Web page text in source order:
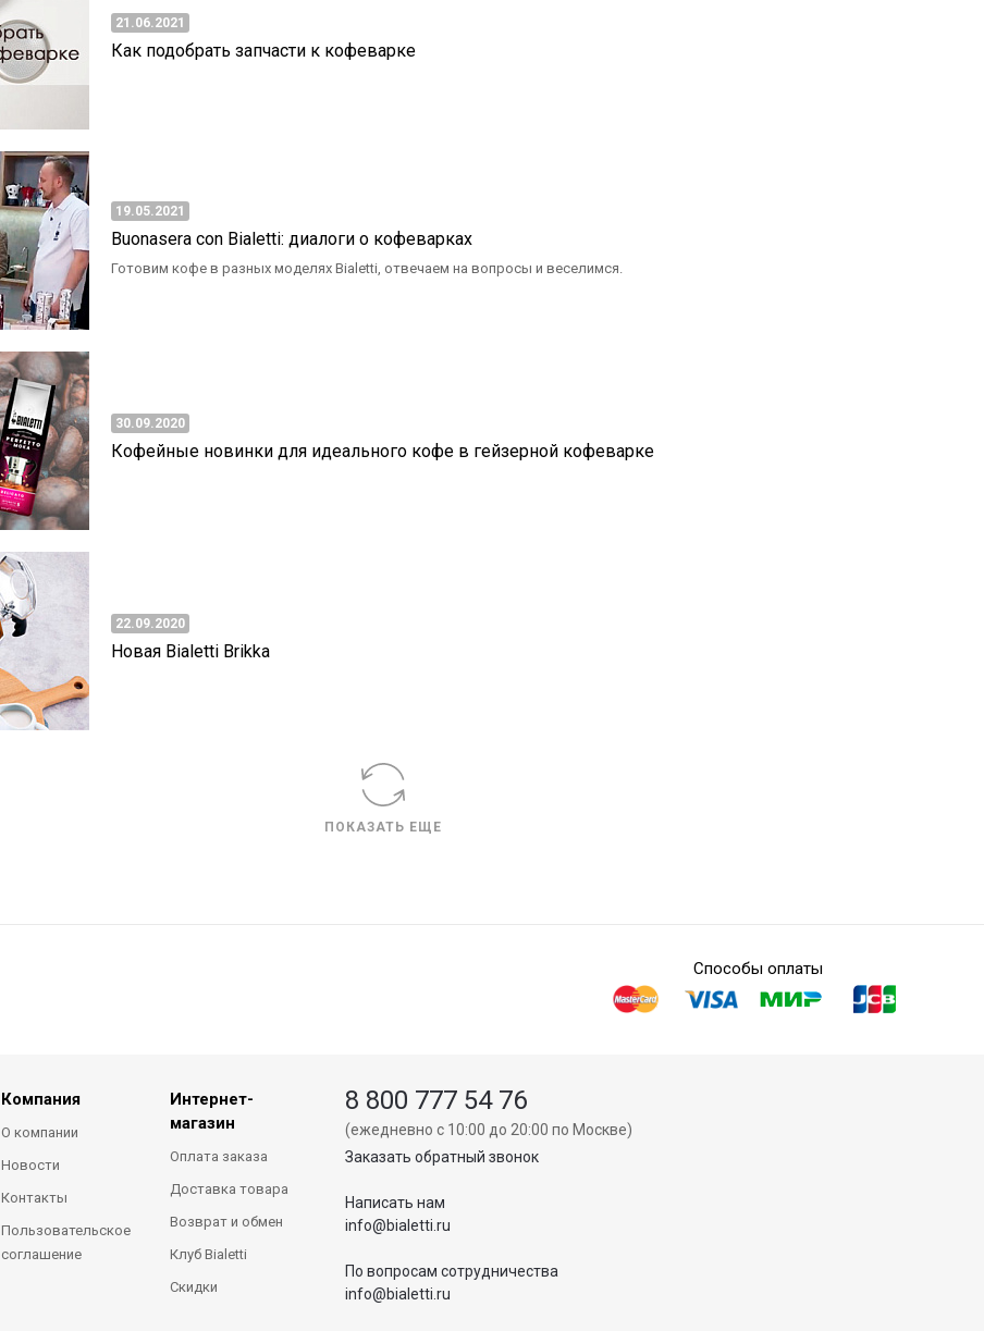
21.06.2021
Как подобрать запчасти к кофеварке
19.05.2021
Buonasera con Bialetti: диалоги о кофеварках
Готовим кофе в разных моделях Bialetti, отвечаем на вопросы и веселимся.
30.09.2020
Кофейные новинки для идеального кофе в гейзерной кофеварке
22.09.2020
Новая Bialetti Brikka
ПОКАЗАТЬ ЕЩЕ
Способы оплаты
Компания
О компании
Новости
Контакты
Пользовательское
соглашение
Интернет-
магазин
Оплата заказа
Доставка товара
Возврат и обмен
Клуб Bialetti
Скидки
8 800 777 54 76
(ежедневно с 10:00 до 20:00 по Москве)
Заказать обратный звонок
Написать нам
info@bialetti.ru
По вопросам сотрудничества
info@bialetti.ru